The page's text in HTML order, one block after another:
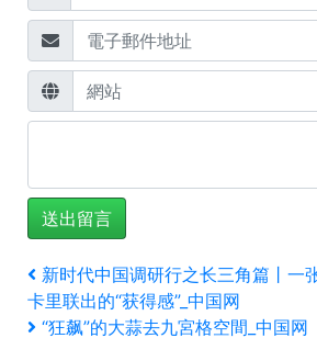
文
章
上
一
篇
新时代中国调研行之长三角篇丨一
卡里联出的“获得感”_中国网
下
“狂飙”的大蒜去九宮格空間_中国网